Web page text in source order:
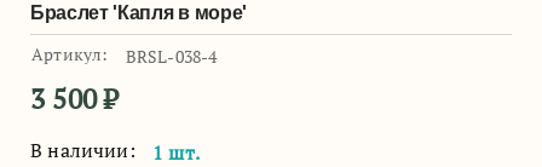
Браслет 'Капля в море'
Артикул: BRSL-038-4
3 500₽
В наличии:
1 шт.